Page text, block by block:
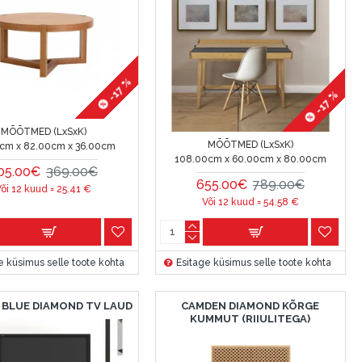
-17 %
MÕÕTMED (LxSxK)
x 82.00cm x 36.00cm
369.00€
12 kuud =25.41 €
küsimus selle toote kohta
-17 %
MÕÕTMED (LxSxK)
108.00cm x 60.00cm x 80.00cm
655.00€ 789.00€
Või 12 kuud = 54.58 €
Esitage küsimus selle toote kohta
BLUE DIAMOND TV LAUD
CAMDEN DIAMOND KÕRGE
KUMMUT (RIIULITEGA)